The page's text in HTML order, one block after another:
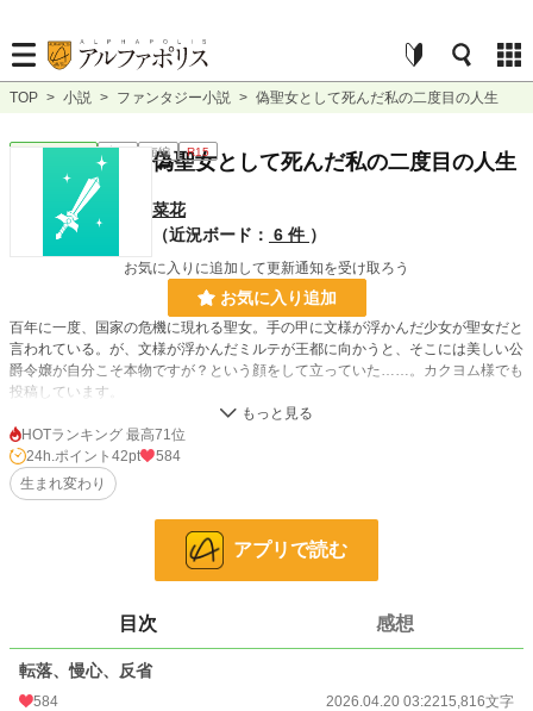
TOP > 小説 > ファンタジー小説 > 偽聖女として死んだ私の二度目の人生
ファンタジー 完結 短編 R15
偽聖女として死んだ私の二度目の人生
菜花
（近況ボード： 6 件 ）
お気に入りに追加して更新通知を受け取ろう
お気に入り追加
百年に一度、国家の危機に現れる聖女。手の甲に文様が浮かんだ少女が聖女だと
言われている。が、文様が浮かんだミルテが王都に向かうと、そこには美しい公
爵令嬢が自分こそ本物ですが？という顔をして立っていた……。カクヨム様でも
投稿しています。
小説 16,952 位 / 228,744 件
ファンタジー 2,949 位 / 53,295 件
15,816
更新日時 2026.04.20 03:22
初回公開日時
HOTランキング 最高71位
24h.ポイント 42pt
584
生まれ変わり
アプリで読む
目次 感想
転落、慢心、反省
584 2026.04.20 03:2215,816文字